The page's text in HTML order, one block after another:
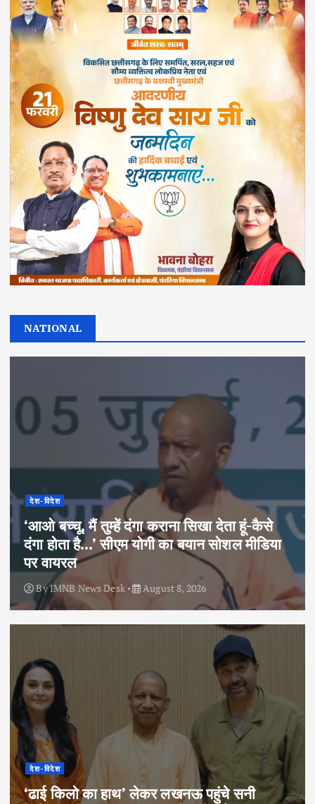
NATIONAL
देश-विदेश
‘आओ बच्चू, मैं तुम्हें दंगा कराना सिखा देता हूं-कैसे
दंगा होता है…’ सीएम योगी का बयान सोशल मीडिया
पर वायरल
ByIMNB News Desk August 8, 2026
देश-विदेश
‘ढाई किलो का हाथ’ लेकर लखनऊ पहुंचे सनी